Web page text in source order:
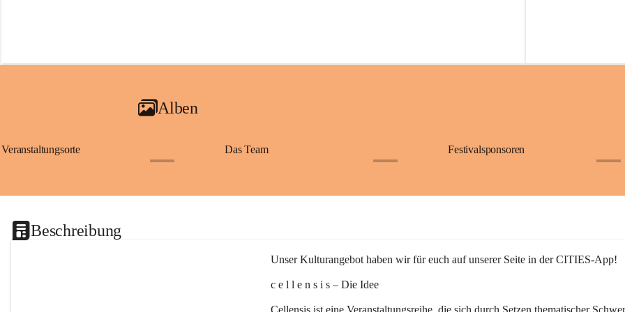
Alben
Veranstaltungsorte Das Team Festivalsponsoren
Beschreibung
Unser Kulturangebot haben wir für euch auf unserer Seite in der CITIES-App!
c e l l e n s i s – Die Idee
Cellensis ist eine Veranstaltungsreihe, die sich durch Setzen thematischer